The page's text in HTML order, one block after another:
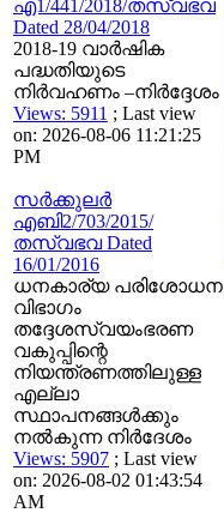
എ1/441/2018/തസ്വഭവ
Dated 28/04/2018
2018-19 വാര്‍ഷിക
പദ്ധതിയുടെ
നിര്‍വഹണം –നിർദ്ദേശം
Views: 5911 ; Last view
on: 2026-08-06 11:21:25
PM
സര്‍ക്കുലര്‍
എബി2/703/2015/
തസ്വഭവ Dated
16/01/2016
ധനകാര്യ പരിശോധന
വിഭാഗം
തദ്ദേശസ്വയംഭരണ
വകുപ്പിന്റെ
നിയന്ത്രണത്തിലുള്ള
എല്ലാ
സ്ഥാപനങ്ങള്‍ക്കും
നല്‍കുന്ന നിര്‍ദേശം
Views: 5907 ; Last view
on: 2026-08-02 01:43:54
AM